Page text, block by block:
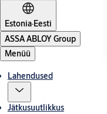
Estonia·Eesti
ASSA ABLOY Group
Menüü
Lahendused
Jätkusuutlikkus